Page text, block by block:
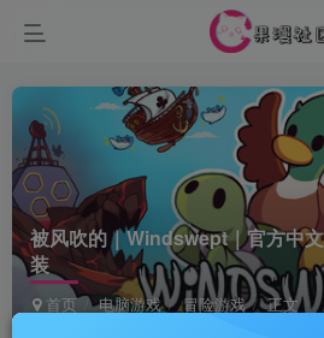
被风吹的｜Windswept｜官方中
装
首页 电脑游戏 冒险游戏 正文